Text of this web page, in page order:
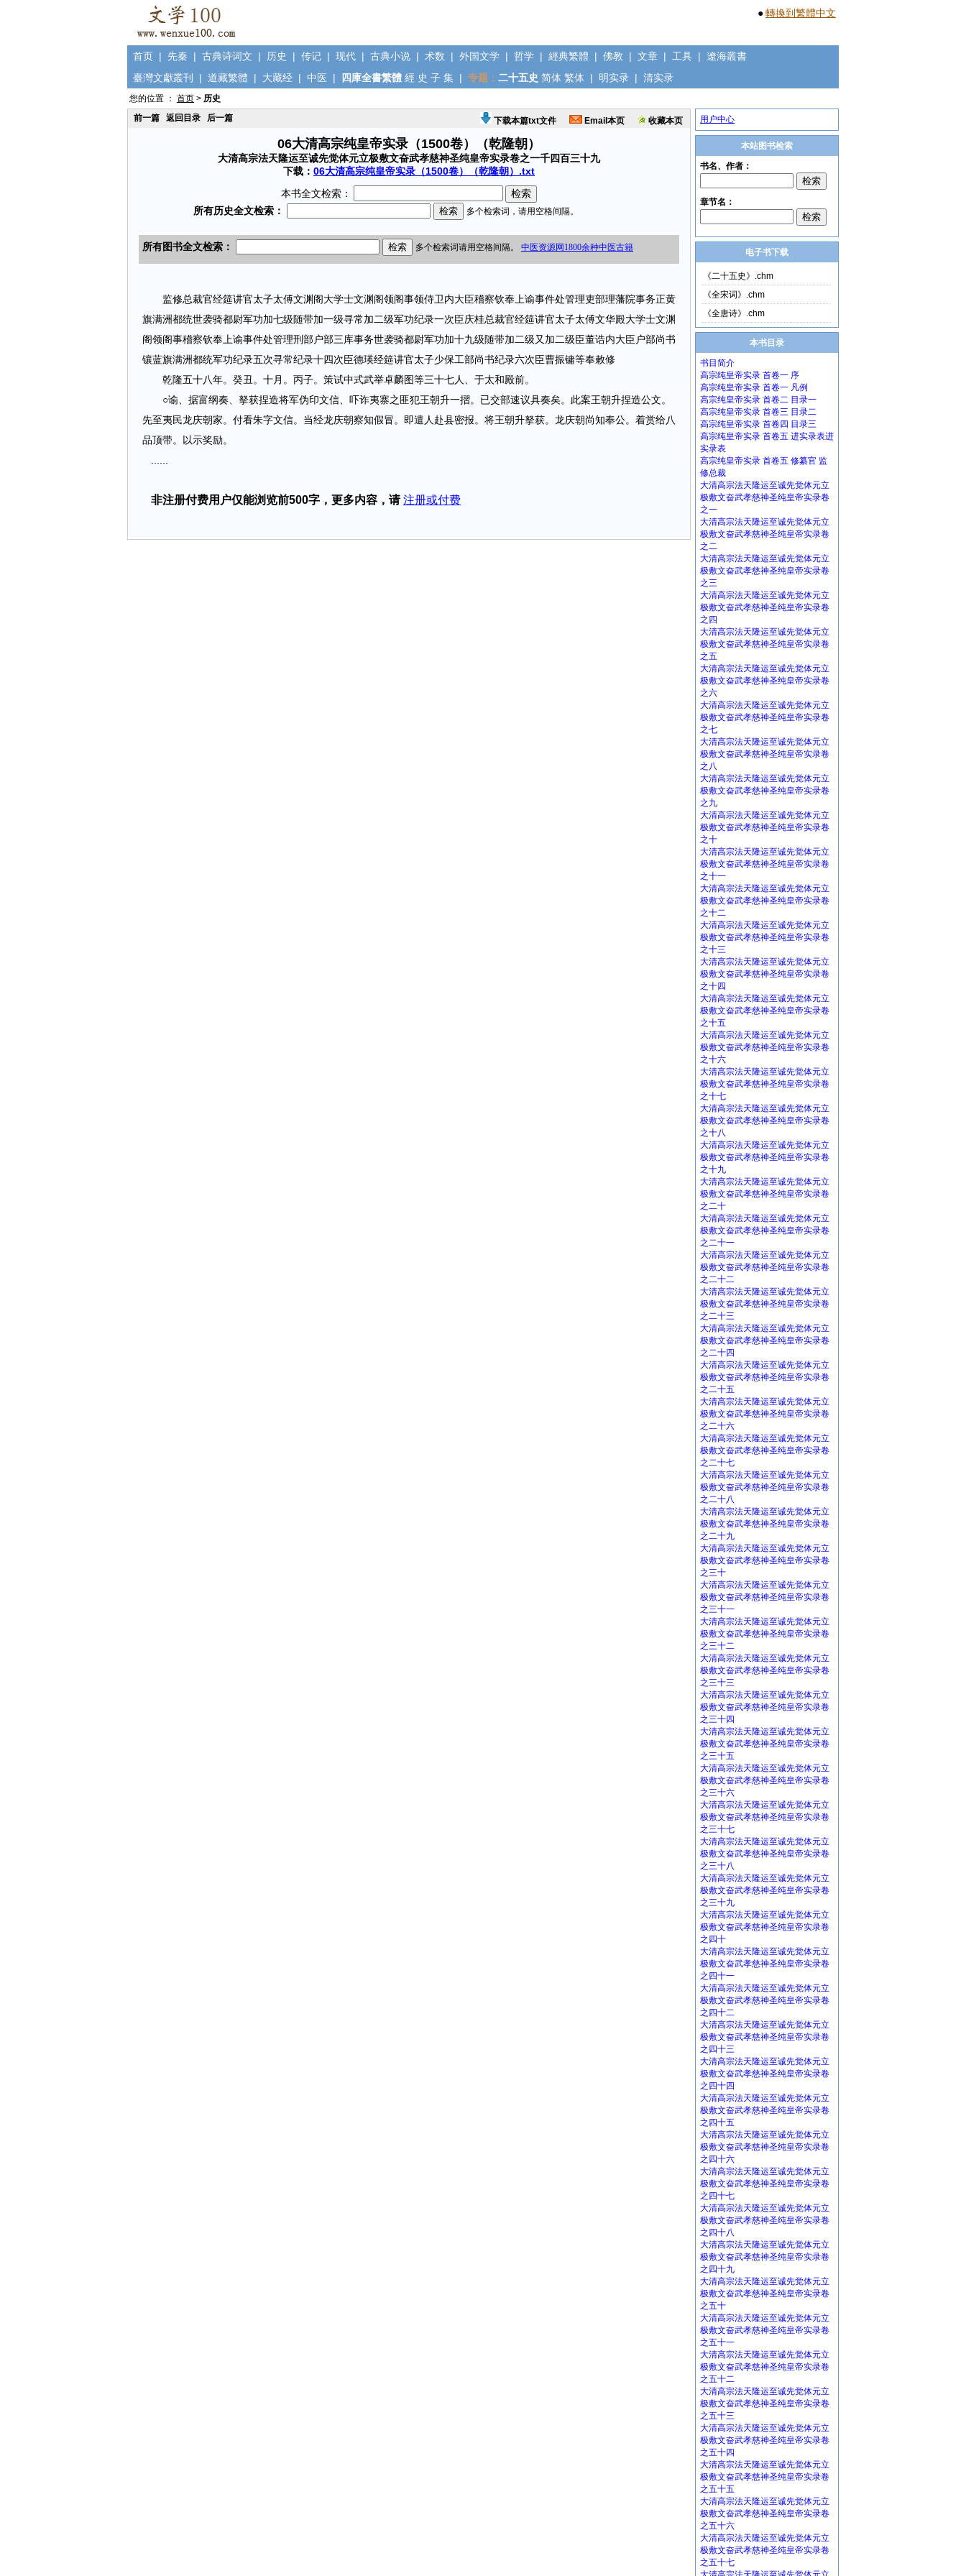
●轉換到繁體中文
首页 | 先秦 | 古典诗词文 | 历史 | 传记 | 现代 | 古典小说 | 术数 | 外国文学 | 哲学 | 經典繁體 | 佛教 | 文章 | 工具 | 遼海叢書
臺灣文獻叢刊
| 道藏繁體 | 大藏经 | 中医 | 四庫全書繁體 經 史 子 集 | 专题： 二十五史 简体 繁体 | 明实录 | 清实录
您的位置 ： 首页 > 历史
前一篇
返回目录 后一篇 下载本篇txt文件 Email本页 收藏本页
06大清高宗纯皇帝实录（1500卷）（乾隆朝）
大清高宗法天隆运至诚先觉体元立极敷文奋武孝慈神圣纯皇帝实录卷之一千四百三十九
下载： 06大清高宗纯皇帝实录（1500卷）（乾隆朝）.txt
本书全文检索：
监修总裁官经筵讲官太子太傅文渊阁大学士文渊阁领阁事领侍卫内大臣稽察钦奉上谕事件处管理吏部理藩院事务正黄
旗满洲都统世袭骑都尉军功加七级随带加一级寻常加二级军功纪录一次臣庆桂总裁官经筵讲官太子太傅文华殿大学士文渊
阁领阁事稽察钦奉上谕事件处管理刑部户部三库事务世袭骑都尉军功加十九级随带加二级又加二级臣董诰内大臣户部尚书
镶蓝旗满洲都统军功纪录五次寻常纪录十四次臣德瑛经筵讲官太子少保工部尚书纪录六次臣曹振镛等奉敕修
乾隆五十八年。癸丑。十月。丙子。策试中式武举卓麟图等三十七人、于太和殿前。
○谕、据富纲奏、拏获捏造将军伪印文信、吓诈夷寨之匪犯王朝升一摺。已交部速议具奏矣。此案王朝升捏造公文。
先至夷民龙庆朝家。付看朱字文信。当经龙庆朝察知假冒。即遣人赴县密报。将王朝升拏获。龙庆朝尚知奉公。着赏给八
品顶带。以示奖励。
非注册付费用户仅能浏览前500字，更多内容，请 注册或付费
用户中心
本站图书检索
电子书下载
《二十五史》.chm
《全宋词》.chm
《全唐诗》.chm
本书目录
书目简介
高宗纯皇帝实录 首卷一 序
高宗纯皇帝实录 首卷一 凡例
高宗纯皇帝实录 首卷二 目录一
高宗纯皇帝实录 首卷三 目录二
高宗纯皇帝实录 首卷四 目录三
高宗纯皇帝实录 首卷五 进实录表进
实录表
高宗纯皇帝实录 首卷五 修纂官 监
修总裁
大清高宗法天隆运至诚先觉体元立
极敷文奋武孝慈神圣纯皇帝实录卷
之一
大清高宗法天隆运至诚先觉体元立
极敷文奋武孝慈神圣纯皇帝实录卷
之二
大清高宗法天隆运至诚先觉体元立
极敷文奋武孝慈神圣纯皇帝实录卷
之三
大清高宗法天隆运至诚先觉体元立
极敷文奋武孝慈神圣纯皇帝实录卷
之四
大清高宗法天隆运至诚先觉体元立
极敷文奋武孝慈神圣纯皇帝实录卷
之五
大清高宗法天隆运至诚先觉体元立
极敷文奋武孝慈神圣纯皇帝实录卷
之六
大清高宗法天隆运至诚先觉体元立
极敷文奋武孝慈神圣纯皇帝实录卷
之七
大清高宗法天隆运至诚先觉体元立
极敷文奋武孝慈神圣纯皇帝实录卷
之八
大清高宗法天隆运至诚先觉体元立
极敷文奋武孝慈神圣纯皇帝实录卷
之九
大清高宗法天隆运至诚先觉体元立
极敷文奋武孝慈神圣纯皇帝实录卷
之十
大清高宗法天隆运至诚先觉体元立
极敷文奋武孝慈神圣纯皇帝实录卷
之十一
大清高宗法天隆运至诚先觉体元立
极敷文奋武孝慈神圣纯皇帝实录卷
之十二
大清高宗法天隆运至诚先觉体元立
极敷文奋武孝慈神圣纯皇帝实录卷
之十三
大清高宗法天隆运至诚先觉体元立
极敷文奋武孝慈神圣纯皇帝实录卷
之十四
大清高宗法天隆运至诚先觉体元立
极敷文奋武孝慈神圣纯皇帝实录卷
之十五
大清高宗法天隆运至诚先觉体元立
极敷文奋武孝慈神圣纯皇帝实录卷
之十六
大清高宗法天隆运至诚先觉体元立
极敷文奋武孝慈神圣纯皇帝实录卷
之十七
大清高宗法天隆运至诚先觉体元立
极敷文奋武孝慈神圣纯皇帝实录卷
之十八
大清高宗法天隆运至诚先觉体元立
极敷文奋武孝慈神圣纯皇帝实录卷
之十九
大清高宗法天隆运至诚先觉体元立
极敷文奋武孝慈神圣纯皇帝实录卷
之二十
大清高宗法天隆运至诚先觉体元立
极敷文奋武孝慈神圣纯皇帝实录卷
之二十一
大清高宗法天隆运至诚先觉体元立
极敷文奋武孝慈神圣纯皇帝实录卷
之二十二
大清高宗法天隆运至诚先觉体元立
极敷文奋武孝慈神圣纯皇帝实录卷
之二十三
大清高宗法天隆运至诚先觉体元立
极敷文奋武孝慈神圣纯皇帝实录卷
之二十四
大清高宗法天隆运至诚先觉体元立
极敷文奋武孝慈神圣纯皇帝实录卷
之二十五
大清高宗法天隆运至诚先觉体元立
极敷文奋武孝慈神圣纯皇帝实录卷
之二十六
大清高宗法天隆运至诚先觉体元立
极敷文奋武孝慈神圣纯皇帝实录卷
之二十七
大清高宗法天隆运至诚先觉体元立
极敷文奋武孝慈神圣纯皇帝实录卷
之二十八
大清高宗法天隆运至诚先觉体元立
极敷文奋武孝慈神圣纯皇帝实录卷
之二十九
大清高宗法天隆运至诚先觉体元立
极敷文奋武孝慈神圣纯皇帝实录卷
之三十
大清高宗法天隆运至诚先觉体元立
极敷文奋武孝慈神圣纯皇帝实录卷
之三十一
大清高宗法天隆运至诚先觉体元立
极敷文奋武孝慈神圣纯皇帝实录卷
之三十二
大清高宗法天隆运至诚先觉体元立
极敷文奋武孝慈神圣纯皇帝实录卷
之三十三
大清高宗法天隆运至诚先觉体元立
极敷文奋武孝慈神圣纯皇帝实录卷
之三十四
大清高宗法天隆运至诚先觉体元立
极敷文奋武孝慈神圣纯皇帝实录卷
之三十五
大清高宗法天隆运至诚先觉体元立
极敷文奋武孝慈神圣纯皇帝实录卷
之三十六
大清高宗法天隆运至诚先觉体元立
极敷文奋武孝慈神圣纯皇帝实录卷
之三十七
大清高宗法天隆运至诚先觉体元立
极敷文奋武孝慈神圣纯皇帝实录卷
之三十八
大清高宗法天隆运至诚先觉体元立
极敷文奋武孝慈神圣纯皇帝实录卷
之三十九
大清高宗法天隆运至诚先觉体元立
极敷文奋武孝慈神圣纯皇帝实录卷
之四十
大清高宗法天隆运至诚先觉体元立
极敷文奋武孝慈神圣纯皇帝实录卷
之四十一
大清高宗法天隆运至诚先觉体元立
极敷文奋武孝慈神圣纯皇帝实录卷
之四十二
大清高宗法天隆运至诚先觉体元立
极敷文奋武孝慈神圣纯皇帝实录卷
之四十三
大清高宗法天隆运至诚先觉体元立
极敷文奋武孝慈神圣纯皇帝实录卷
之四十四
大清高宗法天隆运至诚先觉体元立
极敷文奋武孝慈神圣纯皇帝实录卷
之四十五
大清高宗法天隆运至诚先觉体元立
极敷文奋武孝慈神圣纯皇帝实录卷
之四十六
大清高宗法天隆运至诚先觉体元立
极敷文奋武孝慈神圣纯皇帝实录卷
之四十七
大清高宗法天隆运至诚先觉体元立
极敷文奋武孝慈神圣纯皇帝实录卷
之四十八
大清高宗法天隆运至诚先觉体元立
极敷文奋武孝慈神圣纯皇帝实录卷
之四十九
大清高宗法天隆运至诚先觉体元立
极敷文奋武孝慈神圣纯皇帝实录卷
之五十
大清高宗法天隆运至诚先觉体元立
极敷文奋武孝慈神圣纯皇帝实录卷
之五十一
大清高宗法天隆运至诚先觉体元立
极敷文奋武孝慈神圣纯皇帝实录卷
之五十二
大清高宗法天隆运至诚先觉体元立
极敷文奋武孝慈神圣纯皇帝实录卷
之五十三
大清高宗法天隆运至诚先觉体元立
极敷文奋武孝慈神圣纯皇帝实录卷
之五十四
大清高宗法天隆运至诚先觉体元立
极敷文奋武孝慈神圣纯皇帝实录卷
之五十五
大清高宗法天隆运至诚先觉体元立
极敷文奋武孝慈神圣纯皇帝实录卷
之五十六
大清高宗法天隆运至诚先觉体元立
极敷文奋武孝慈神圣纯皇帝实录卷
之五十七